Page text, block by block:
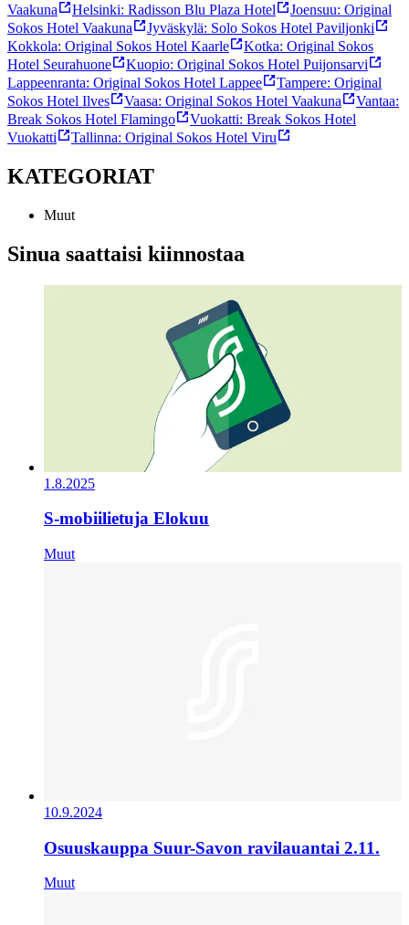
Vaakuna
Helsinki: Radisson Blu Plaza Hotel
Joensuu: Original
Sokos Hotel Vaakuna
Jyväskylä: Solo Sokos Hotel Paviljonki
Kokkola: Original Sokos Hotel Kaarle
Kotka: Original Sokos
Hotel Seurahuone
Kuopio: Original Sokos Hotel Puijonsarvi
Lappeenranta: Original Sokos Hotel Lappee
Tampere: Original
Sokos Hotel Ilves
Vaasa: Original Sokos Hotel Vaakuna
Vantaa:
Break Sokos Hotel Flamingo
Vuokatti: Break Sokos Hotel
Vuokatti
Tallinna: Original Sokos Hotel Viru
KATEGORIAT
Muut
Sinua saattaisi kiinnostaa
1.8.2025
S-mobiilietuja Elokuu
Muut
10.9.2024
Osuuskauppa Suur-Savon ravilauantai 2.11.
Muut